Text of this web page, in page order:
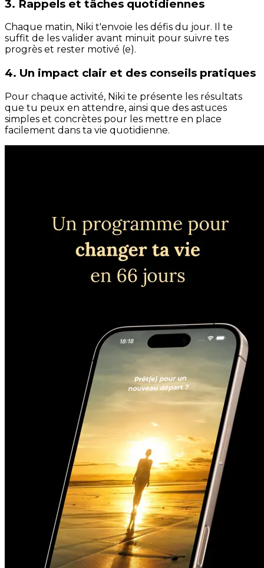
3. Rappels et tâches quotidiennes
Chaque matin, Niki t'envoie les défis du jour. Il te
suffit de les valider avant minuit pour suivre tes
progrès et rester motivé (e).
4. Un impact clair et des conseils pratiques
Pour chaque activité, Niki te présente les résultats
que tu peux en attendre, ainsi que des astuces
simples et concrètes pour les mettre en place
facilement dans ta vie quotidienne.